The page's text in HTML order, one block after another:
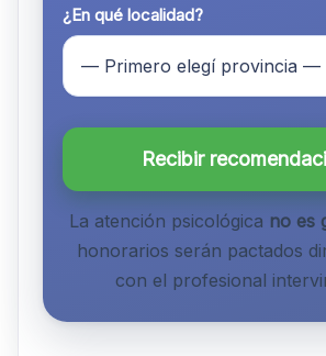
¿En qué localidad?
Recibir
La atención psicológica no es
honorarios serán pactados
con el profesional